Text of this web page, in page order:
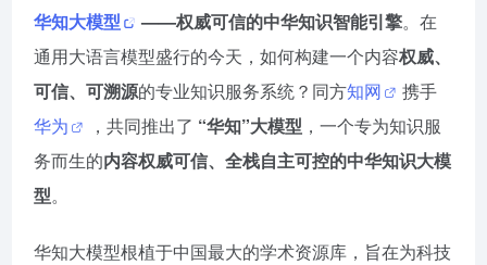
华知大模型 ——权威可信的中华知识智能引擎。在
通用大语言模型盛行的今天，如何构建一个内容权威、
可信、可溯源的专业知识服务系统？同方知网
携手
华为
，共同推出了 “华知”大模型 ，一个专为知识服
务而生的内容权威可信、全栈自主可控的中华知识大模
型。
华知大模型根植于中国最大的学术资源库，旨在为科技